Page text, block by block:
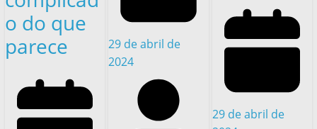
o do que
parece
29 de abril de
2024
29 de abril de